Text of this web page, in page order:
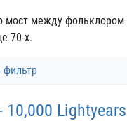
мост между
70-х.
фильтр
10,000 Lightyears